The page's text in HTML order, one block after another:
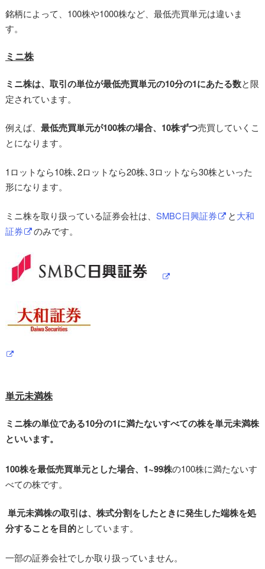
銘柄によって、100株や1000株など、最低売買単元は違いま
す。
ミニ株
ミニ株は、取引の単位が最低売買単元の10分の1にあたる数と限
定されています。
例えば、 最低売買単元が100株の場合、10株ずつ売買していくこ
とになります。
1ロットなら10株､2ロットなら20株､3ロットなら30株といった
形になります。
ミニ株を取り扱っている証券会社は、 SMBC日興証券 と大和
証券
のみです。
単元未満株
ミニ株の単位である10分の1に満たないすべての株を単元未満株
といいます。
100株を最低売買単元とした場合、1~99株の100株に満たないす
べての株です。
単元未満株の取引は、株式分割をしたときに発生した端株を処
分することを目的としています。
一部の証券会社でしか取り扱っていません。